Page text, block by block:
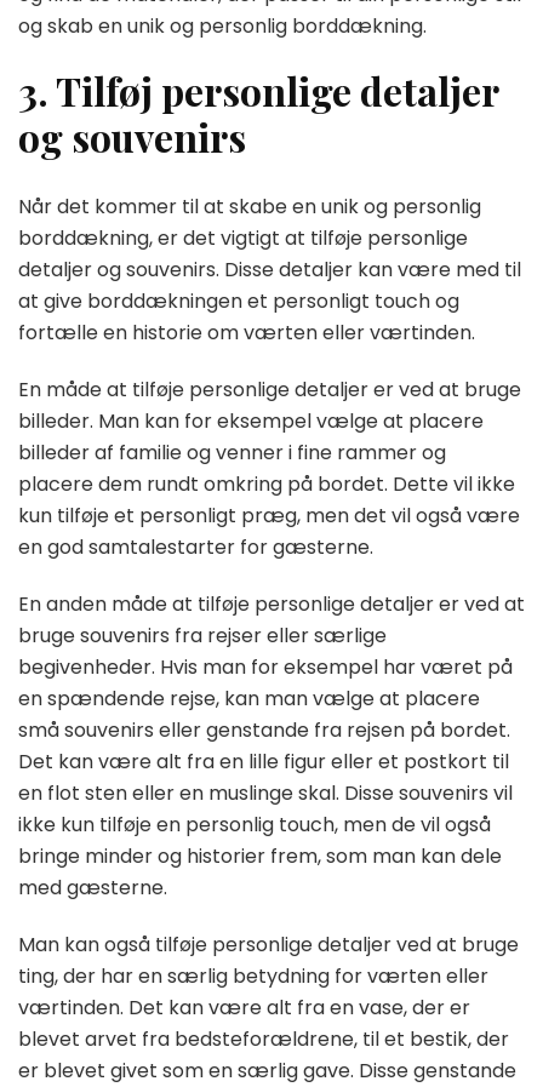
og skab en unik og personlig borddækning.
3. Tilføj personlige detaljer
og souvenirs
Når det kommer til at skabe en unik og personlig
borddækning, er det vigtigt at tilføje personlige
detaljer og souvenirs. Disse detaljer kan være med til
at give borddækningen et personligt touch og
fortælle en historie om værten eller værtinden.
En måde at tilføje personlige detaljer er ved at bruge
billeder. Man kan for eksempel vælge at placere
billeder af familie og venner i fine rammer og
placere dem rundt omkring på bordet. Dette vil ikke
kun tilføje et personligt præg, men det vil også være
en god samtalestarter for gæsterne.
En anden måde at tilføje personlige detaljer er ved at
bruge souvenirs fra rejser eller særlige
begivenheder. Hvis man for eksempel har været på
en spændende rejse, kan man vælge at placere
små souvenirs eller genstande fra rejsen på bordet.
Det kan være alt fra en lille figur eller et postkort til
en flot sten eller en muslinge skal. Disse souvenirs vil
ikke kun tilføje en personlig touch, men de vil også
bringe minder og historier frem, som man kan dele
med gæsterne.
Man kan også tilføje personlige detaljer ved at bruge
ting, der har en særlig betydning for værten eller
værtinden. Det kan være alt fra en vase, der er
blevet arvet fra bedsteforældrene, til et bestik, der
er blevet givet som en særlig gave. Disse genstande